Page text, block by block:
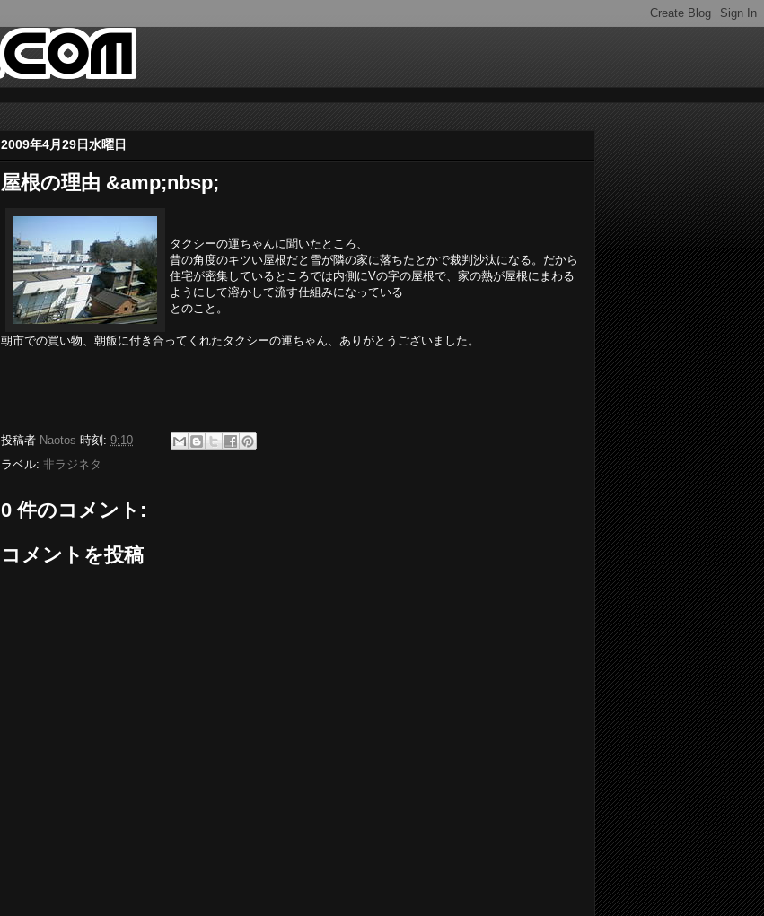
2009年4月29日水曜日
屋根の理由 &amp;nbsp;
タクシーの運ちゃんに聞いたところ、
昔の角度のキツい屋根だと雪が隣の家に落ちたとかで裁判沙汰になる。だから
住宅が密集しているところでは内側にVの字の屋根で、家の熱が屋根にまわる
ようにして溶かして流す仕組みになっている
とのこと。
朝市での買い物、朝飯に付き合ってくれたタクシーの運ちゃん、ありがとうございました。
投稿者 Naotos 時刻: 9:10
ラベル: 非ラジネタ
0 件のコメント:
コメントを投稿